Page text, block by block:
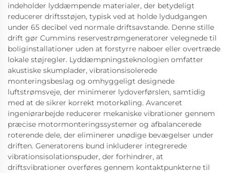
indeholder lyddæmpende materialer, der betydeligt
reducerer driftsstøjen, typisk ved at holde lydudgangen
under 65 decibel ved normale driftsavstande. Denne stille
drift gør Cummins reservestrømgeneratorer velegnede til
boliginstallationer uden at forstyrre naboer eller overtræde
lokale støjregler. Lyddæmpningsteknologien omfatter
akustiske skumplader, vibrationsisolerede
monteringsbeslag og omhyggeligt designede
luftstrømsveje, der minimerer lydoverførslen, samtidig
med at de sikrer korrekt motorkøling. Avanceret
ingeniørarbejde reducerer mekaniske vibrationer gennem
præcise motormonteringssystemer og afbalancerede
roterende dele, der eliminerer unødige bevægelser under
driften. Generatorens bund inkluderer integrerede
vibrationsisolationspuder, der forhindrer, at
driftsvibrationer overføres gennem kontaktpunkterne til